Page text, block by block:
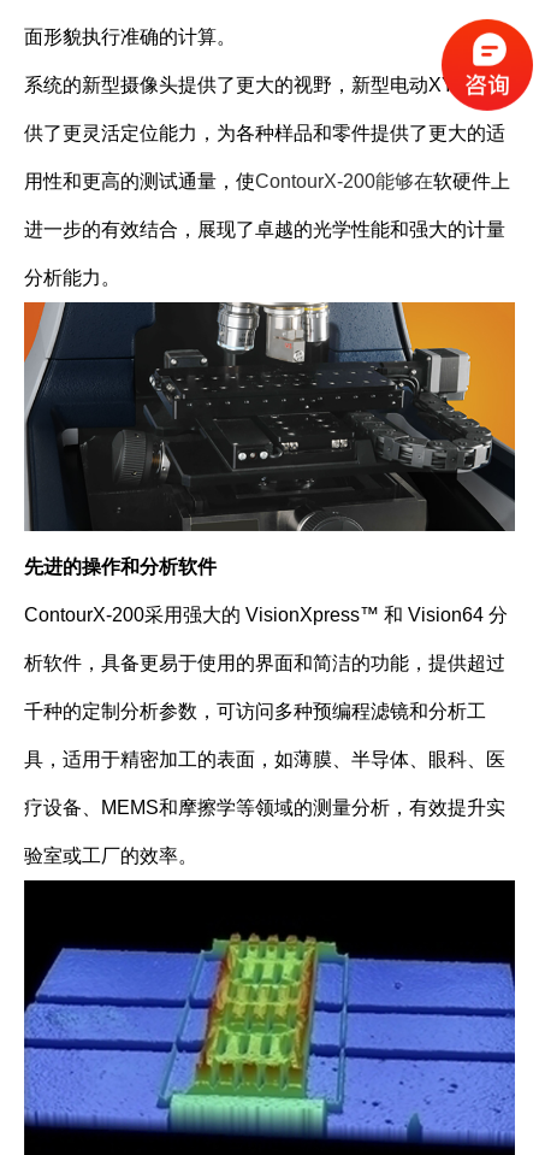
面形貌执行准确的计算。
系统的新型摄像头提供了更大的视野，新型电动XY平台提
供了更灵活定位能力，为各种样品和零件提供了更大的适
用性和更高的测试通量，使ContourX-200能够在软硬件上
进一步的有效结合，展现了卓越的光学性能和强大的计量
分析能力。
先进的操作和分析软件
ContourX-200采用强大的 VisionXpress™ 和 Vision64 分
析软件，具备更易于使用的界面和简洁的功能，提供超过
千种的定制分析参数，可访问多种预编程滤镜和分析工
具，适用于精密加工的表面，如薄膜、半导体、眼科、医
疗设备、MEMS和摩擦学等领域的测量分析，有效提升实
验室或工厂的效率。